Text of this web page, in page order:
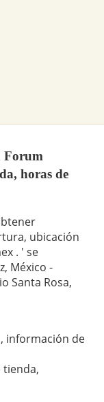
Forum
horas de
ubicación
. ' se
México -
Santa Rosa,
información de
tienda,